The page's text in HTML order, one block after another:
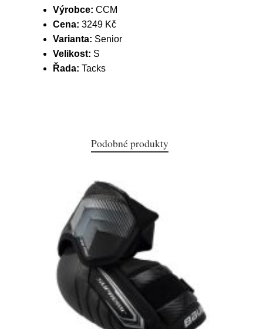
Výrobce: CCM
Cena: 3249 Kč
Varianta: Senior
Velikost: S
Řada: Tacks
Podobné produkty